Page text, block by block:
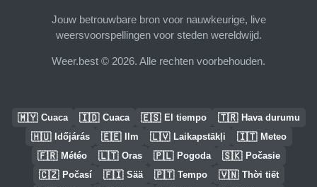
Jouw betrouwbare bron voor nauwkeurige, live
weersvoorspellingen voor steden wereldwijd.
Weer.best © 2026. Alle rechten voorbehouden.
🇲🇾 Cuaca 🇮🇩 Cuaca 🇪🇸 El tiempo 🇹🇷 Hava durumu
🇭🇺 Időjárás 🇪🇪 Ilm 🇱🇻 Laikapstākļi 🇮🇹 Meteo
🇫🇷 Météo 🇱🇹 Oras 🇵🇱 Pogoda 🇸🇰 Počasie
🇨🇿 Počasí 🇫🇮 Sää 🇵🇹 Tempo 🇻🇳 Thời tiết